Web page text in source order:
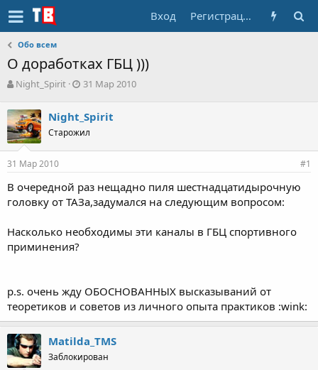
Вход Регистрация
Обо всем
О доработках ГБЦ )))
А
т
о
р
т
е
ы
Night_Spirit
Д
а
н
л
а
31 Мар 2010
Night_Spirit
Старожил
31 Мар 2010 #1
В очередной раз нещадно пиля шестнадцатидырочную
головку от ТАЗа,задумался на следующим вопросом:
Насколько необходимы эти каналы в ГБЦ спортивного
приминения?
p.s. очень жду ОБОСНОВАННЫХ высказываний от
теоретиков и советов из личного опыта практиков :wink:
Matilda_TMS
Заблокирован